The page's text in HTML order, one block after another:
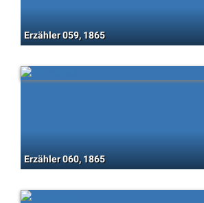
Erzähler 059, 1865
Erzähler 060, 1865